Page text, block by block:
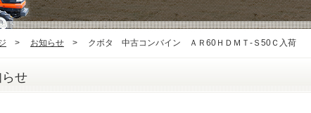
> お知らせ > クボタ 中古コンバイン ＡＲ60ＨＤＭＴ-Ｓ50Ｃ入荷
せ